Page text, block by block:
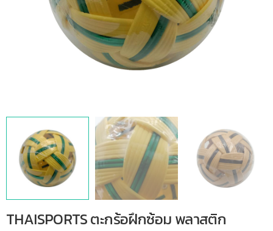
THAISPORTS ตะกร้อฝึกซ้อม พลาสติก